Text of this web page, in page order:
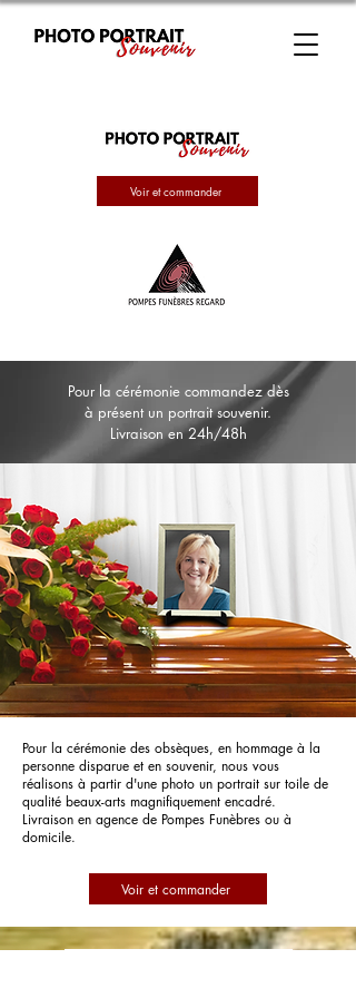
Voir et commander
Pour la cérémonie commandez dès
à présent un portrait souvenir.
Livraison en 24h/48h
Pour la cérémonie des obsèques, en hommage à la
personne disparue et en souvenir, nous vous
réalisons à partir d'une photo un portrait sur toile de
qualité beaux-arts magnifiquement encadré.
Livraison en agence de Pompes Funèbres ou à
domicile.
Voir et commander